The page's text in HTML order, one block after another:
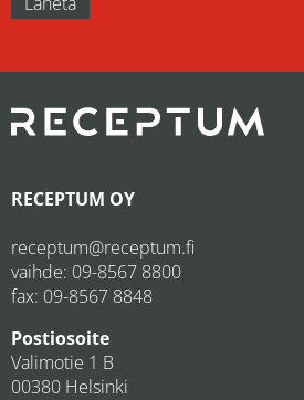
RECEPTUM OY
receptum@receptum.fi
vaihde: 09-8567 8800
fax: 09-8567 8848
Postiosoite
Valimotie 1 B
00380 Helsinki